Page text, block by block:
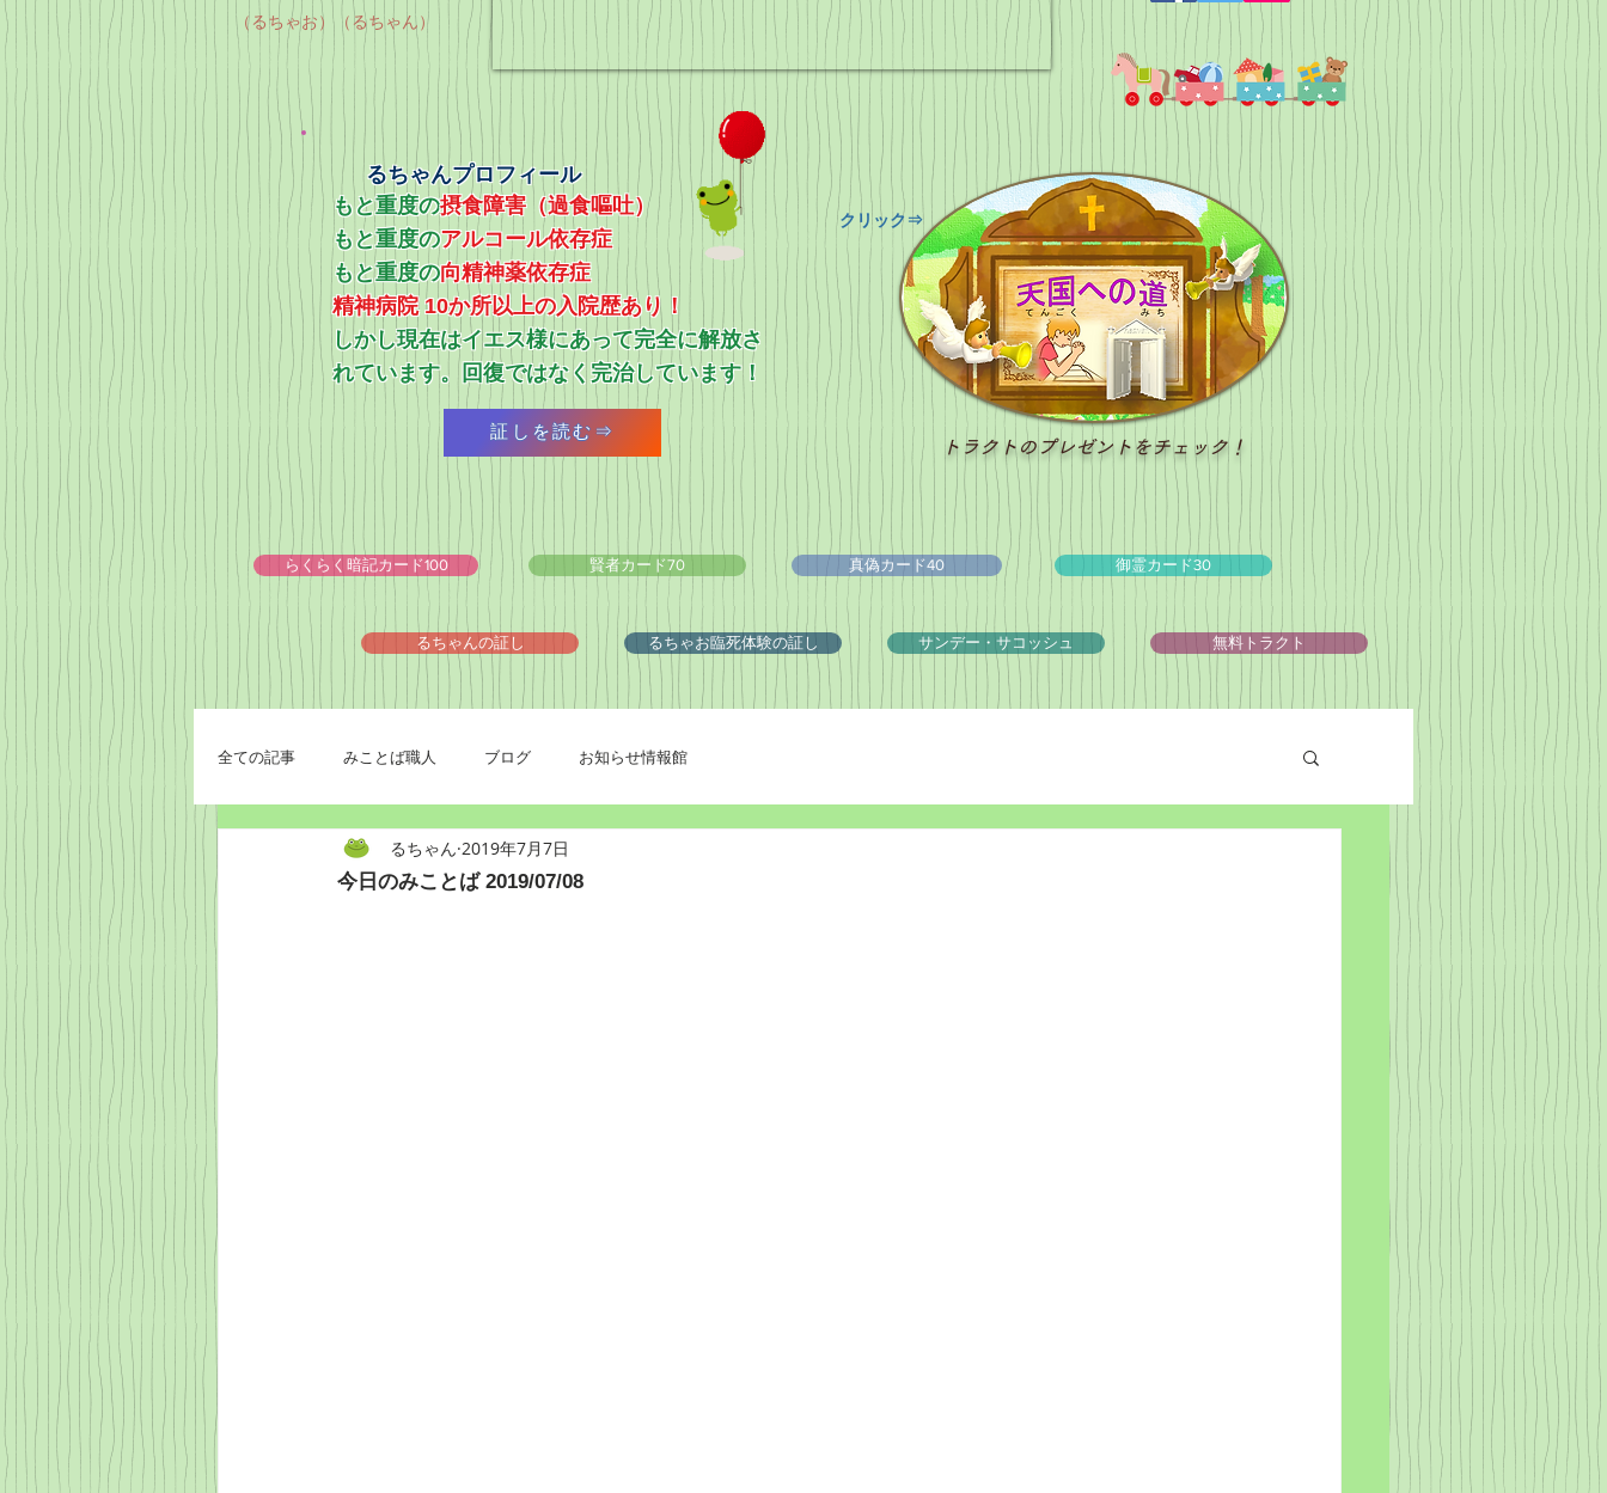
（るちゃお）（るちゃん）
るちゃんプロフィール
もと重度の摂食障害（過食嘔吐）
もと重度のアルコール依存症
​もと重度の向精神薬依存症
精神病院 10か所以上の入院歴あり！
​しかし現在はイエス様にあって完全に解放さ
れています。回復ではなく完治しています！
証しを読む⇒
​クリック⇒
トラクトのプレゼントをチェック！
らくらく暗記カード100 賢者カード70 真偽カード40 御霊カード30
るちゃんの証し るちゃお臨死体験の証し サンデー・サコッシュ 無料トラクト
全ての記事 みことば職人 ブログ お知らせ情報館
今日のみことば 2019/07/08
るちゃん 2019年7月7日